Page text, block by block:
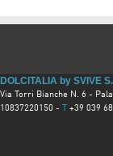
DOLCITALIA by SVIVE
Via Torri Bianche N. 6 -
10837220150 -
+39 039